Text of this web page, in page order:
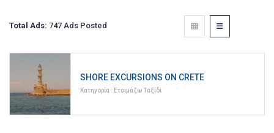
Total Ads: 747 Ads Posted
SHORE EXCURSIONS ON CRETE
Κατηγορία : Ετοιμάζω Ταξίδι